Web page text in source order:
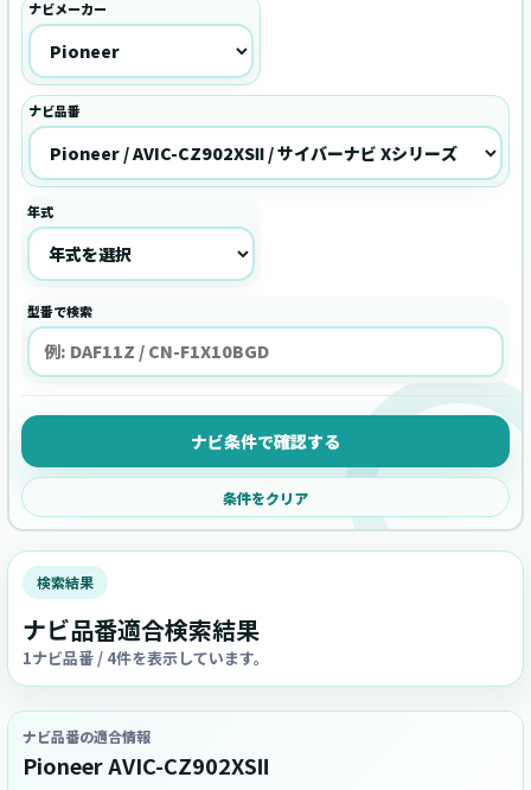
ナビメーカー
ナビ品番
年式
型番で検索
ナビ条件で確認する
条件をクリア
検索結果
ナビ品番適合検索結果
1ナビ品番 / 4件を表示しています。
ナビ品番の適合情報
Pioneer AVIC-CZ902XSⅡ